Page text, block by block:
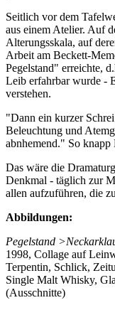
Seitlich vor dem
aus einem Atelier. Auf
Alterungsskala, auf
Arbeit am Beckett-
Pegelstand" erreichte,
Leib erfahrbar wurde -
verstehen.
"Dann ein kurzer
Beleuchtung und
abnhemend." So
Das wäre die
Denkmal - täglich zur
allen aufzuführen, die
Abbildungen:
Pegelstand
1998, Collage auf
Terpentin, Schlick,
Single Malt Whisky,
(Ausschnitte)